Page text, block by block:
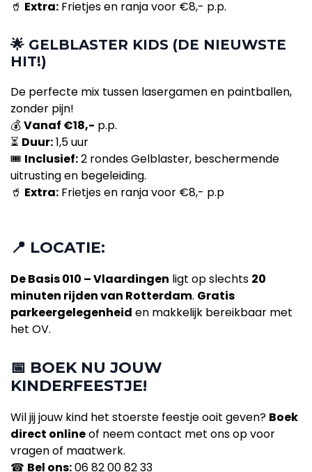
🥤 Extra: Frietjes en ranja voor €8,- p.p.
🌟 GELBLASTER KIDS (DE NIEUWSTE
HIT!)
De perfecte mix tussen lasergamen en paintballen,
zonder pijn!
💰Vanaf €18,- p.p.
⏳ Duur:1,5 uur
🎟 Inclusief:2 rondes Gelblaster, beschermende
uitrusting en begeleiding.
🥤 Extra: Frietjes en ranja voor €8,- p.p
📍 LOCATIE:
De Basis 010 – Vlaardingen ligt op slechts 20
minuten rijden van Rotterdam. Gratis
parkeergelegenheid en makkelijk bereikbaar met
het OV.
📅 BOEK NU JOUW
KINDERFEESTJE!
Wil jij jouw kind het stoerste feestje ooit geven? Boek
direct onlineof neem contact met ons op voor
vragen of maatwerk.
☎ Bel ons:06 82 00 82 33